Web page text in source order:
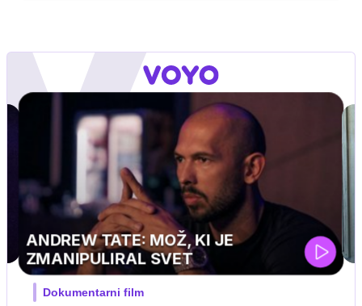
MOJ PRIJATELJ PINGVIN
Film meseca / družinski, pustolovski